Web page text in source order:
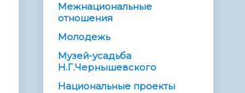
Межнациональные
отношения
Молодежь
Музей-усадьба
Н.Г.Чернышевского
Национальные проекты